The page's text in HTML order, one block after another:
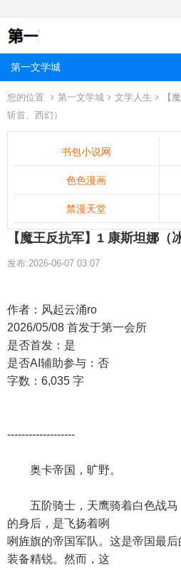
第一文学城
您的位置 第一文学城 文学人生
【
斩首、西幻）
书包小说网
色色漫画
禁漫天堂
【魔王反抗军】1 康斯坦娜（
发布:2026-06-07 03:07
作者：风起云涌ro
2026/05/08 首发于第一会所
是否首发：是
是否AI辅助参与：否
字数：6,035 字
-------------------
奥卡帝国，旷野。
五阶骑士，天鹰骑着白色战马
的身后，是飞扬着咧
咧旌旗的帝国军队。这是帝国最后
装备精锐。然而，这